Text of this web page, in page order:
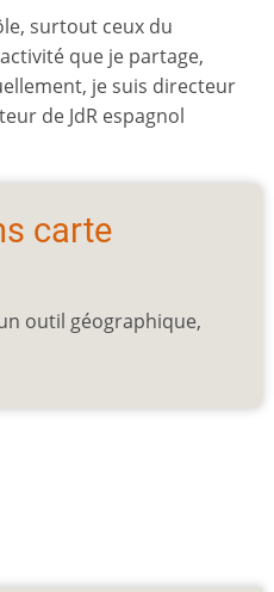
surtout ceux du
que je partage,
je suis directeur
de JdR espagnol
carte
outil géographique,